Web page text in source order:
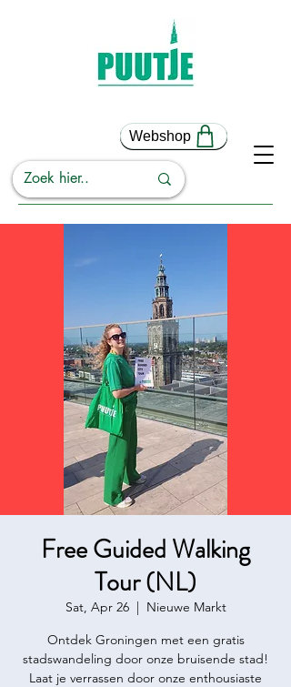
Webshop
Free Guided Walking
Tour (NL)
Sat, Apr 26
  |
Nieuwe Markt
Ontdek Groningen met een gratis
stadswandeling door onze bruisende stad!
Laat je verrassen door onze enthousiaste